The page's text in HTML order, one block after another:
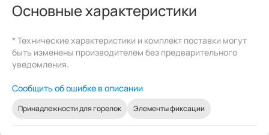
Основные характеристики
* Технические характеристики и комплект поставки могут
быть изменены производителем без предварительного
уведомления.
Сообщить об ошибке в описании
Принадлежности для горелок Элементы фиксации